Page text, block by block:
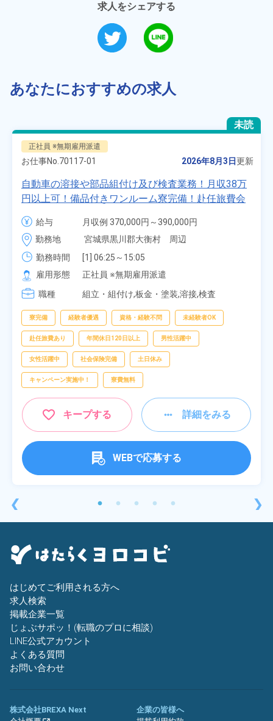
求人をシェアする
あなたにおすすめの求人
❮
未読
正社員 ※無期雇用派遣
お仕事No. 70117-01 2026年8月3日更新
自動車の溶接や部品組付け及び検査業務！月収38万
円以上可！備品付きワンルーム寮完備！赴任旅費会
社負担★人気の土日休み！昇給＆業績賞与あり！
車・バイク通勤可！無料駐車場あり！カップルでの
応募OK★《宮城県大衡村》
給与
月収例 370,000円～390,000円
時給 1,700円～1,700円
勤務地
宮城県黒川郡大衡村　周辺
勤務時間
[1] 06:25～15:05
[2] 16:00～00:40
[3] 16:30～01:10
[4] 08:00～16:40
雇用形態
正社員 ※無期雇用派遣
職種
組立・組付け,板金・塗装,溶接,検査
寮完備 経験者優遇 資格・経験不問 未経験者OK
赴任旅費あり 年間休日120日以上 男性活躍中
女性活躍中 社会保険完備 土日休み
キャンペーン実施中！ 寮費無料
キープする 詳細をみる
WEBで応募する
❯
はじめてご利用される方へ
求人検索
掲載企業一覧
じょぶサポッ！(転職のプロに相談)
LINE公式アカウント
よくある質問
お問い合わせ
株式会社BREXA Next
企業の皆様へ